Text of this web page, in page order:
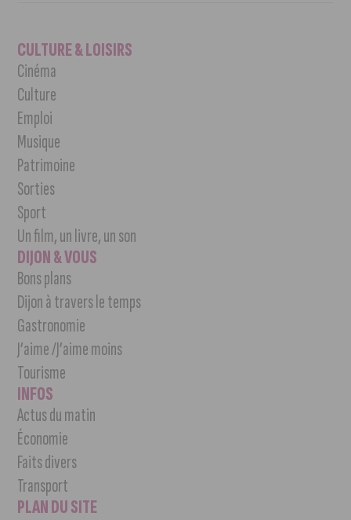
CULTURE & LOISIRS
Cinéma
Culture
Emploi
Musique
Patrimoine
Sorties
Sport
Un film, un livre, un son
DIJON & VOUS
Bons plans
Dijon à travers le temps
Gastronomie
J’aime /J’aime moins
Tourisme
INFOS
Actus du matin
Économie
Faits divers
Transport
PLAN DU SITE